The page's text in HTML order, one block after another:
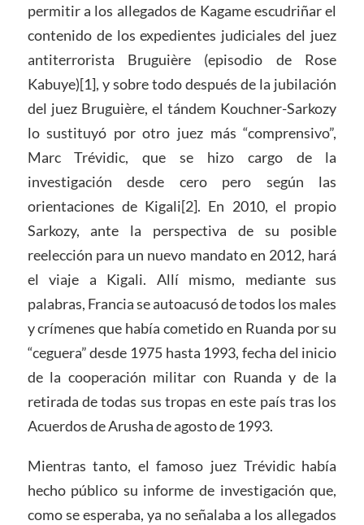
permitir a los allegados de Kagame escudriñar el
contenido de los expedientes judiciales del juez
antiterrorista Bruguière (episodio de Rose
Kabuye)[1], y sobre todo después de la jubilación
del juez Bruguière, el tándem Kouchner-Sarkozy
lo sustituyó por otro juez más “comprensivo”,
Marc Trévidic, que se hizo cargo de la
investigación desde cero pero según las
orientaciones de Kigali[2]. En 2010, el propio
Sarkozy, ante la perspectiva de su posible
reelección para un nuevo mandato en 2012, hará
el viaje a Kigali. Allí mismo, mediante sus
palabras, Francia se autoacusó de todos los males
y crímenes que había cometido en Ruanda por su
“ceguera” desde 1975 hasta 1993, fecha del inicio
de la cooperación militar con Ruanda y de la
retirada de todas sus tropas en este país tras los
Acuerdos de Arusha de agosto de 1993.
Mientras tanto, el famoso juez Trévidic había
hecho público su informe de investigación que,
como se esperaba, ya no señalaba a los allegados